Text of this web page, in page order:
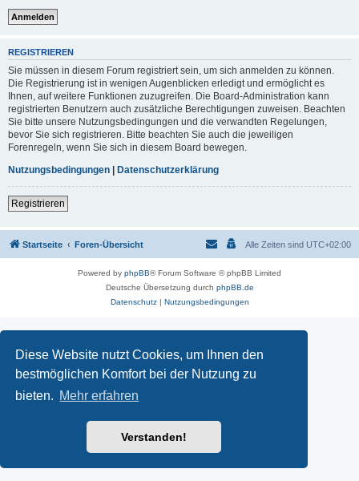
Diese Website nutzt Cookies, um Ihnen den
bestmöglichen Komfort bei der Nutzung zu
bieten. Mehr erfahren
Verstanden!
REGISTRIEREN
Sie müssen in diesem Forum registriert sein, um sich anmelden zu können.
Die Registrierung ist in wenigen Augenblicken erledigt und ermöglicht es
Ihnen, auf weitere Funktionen zuzugreifen. Die Board-Administration kann
registrierten Benutzern auch zusätzliche Berechtigungen zuweisen. Beachten
Sie bitte unsere Nutzungsbedingungen und die verwandten Regelungen,
bevor Sie sich registrieren. Bitte beachten Sie auch die jeweiligen
Forenregeln, wenn Sie sich in diesem Board bewegen.
Nutzungsbedingungen
Datenschutzerklärung
Registrieren
Startseite Foren-Übersicht Alle Zeiten sind UTC+02:00
Powered by phpBB® Forum Software © phpBB Limited
Deutsche Übersetzung durch phpBB.de
Datenschutz| Nutzungsbedingungen